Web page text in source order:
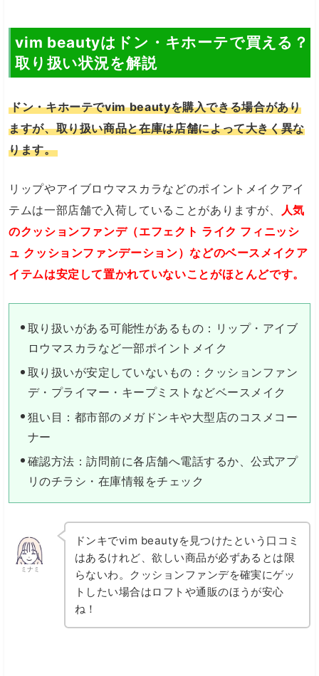
vim beautyはドン・キホーテで買える？
取り扱い状況を解説
ドン・キホーテでvim beautyを購入できる場合があり
ますが、取り扱い商品と在庫は店舗によって大きく異な
ります。
リップやアイブロウマスカラなどのポイントメイクアイ
テムは一部店舗で入荷していることがありますが、
人気
のクッションファンデ（エフェクト ライク フィニッシ
ュ クッションファンデーション）などのベースメイクア
イテムは安定して置かれていないことがほとんどです。
取り扱いがある可能性があるもの：リップ・アイブ
ロウマスカラなど一部ポイントメイク
取り扱いが安定していないもの：クッションファン
デ・プライマー・キープミストなどベースメイク
狙い目：都市部のメガドンキや大型店のコスメコー
ナー
確認方法：訪問前に各店舗へ電話するか、公式アプ
リのチラシ・在庫情報をチェック
ミナミ
ドンキでvim beautyを見つけたという口コミ
はあるけれど、欲しい商品が必ずあるとは限
らないわ。クッションファンデを確実にゲッ
トしたい場合はロフトや通販のほうが安心
ね！